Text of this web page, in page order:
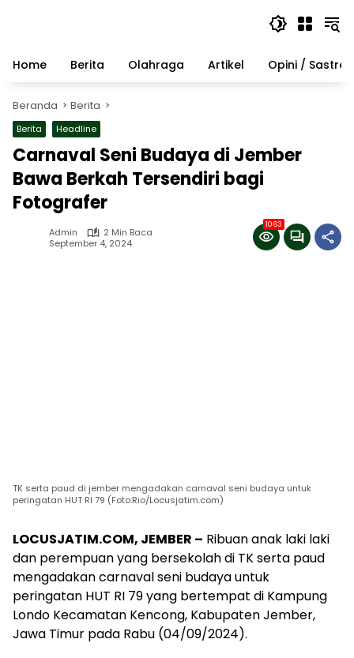
Home
Berita Olahraga Artikel Opini / Sastra
Beranda Berita
Berita Headline
Carnaval Seni Budaya di Jember
Bawa Berkah Tersendiri bagi
Fotografer
Admin
2 Min Baca
September 4, 2024
1063
TK serta paud di jember mengadakan carnaval seni budaya untuk
peringatan HUT RI 79 (Foto:Rio/Locusjatim.com)
LOCUSJATIM.COM, JEMBER – Ribuan anak laki laki
dan perempuan yang bersekolah di TK serta paud
mengadakan carnaval seni budaya untuk
peringatan HUT RI 79 yang bertempat di Kampung
Londo Kecamatan Kencong, Kabupaten Jember,
Jawa Timur pada Rabu (04/09/2024).